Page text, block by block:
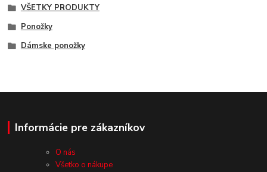
VŠETKY PRODUKTY
Ponožky
Dámske ponožky
Informácie pre zákazníkov
O nás
Všetko o nákupe